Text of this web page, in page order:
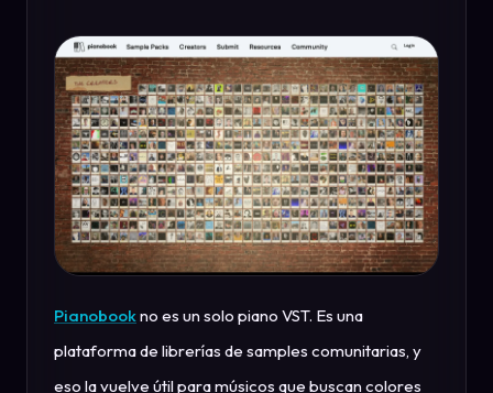
Pianobookno es un solo piano VST. Es una
plataforma de librerías de samples comunitarias, y
eso la vuelve útil para músicos que buscan colores